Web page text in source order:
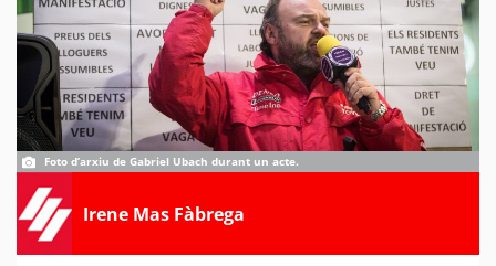
Foto d’arxiu de Gabriel Ubach durant un acte.
Irene Mas Fàbrega